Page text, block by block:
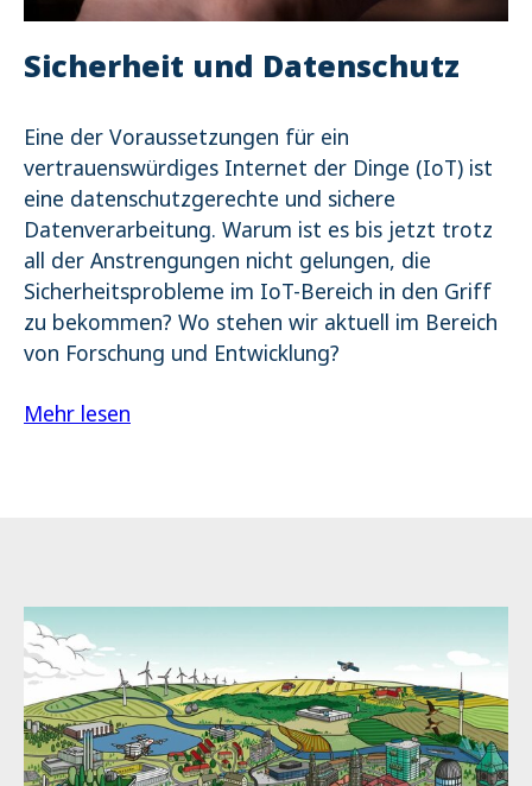
Sicherheit und Datenschutz
Eine der Voraussetzungen für ein
vertrauenswürdiges Internet der Dinge (IoT) ist
eine datenschutzgerechte und sichere
Datenverarbeitung. Warum ist es bis jetzt trotz
all der Anstrengungen nicht gelungen, die
Sicherheitsprobleme im IoT-Bereich in den Griff
zu bekommen? Wo stehen wir aktuell im Bereich
von Forschung und Entwicklung?
Mehr lesen